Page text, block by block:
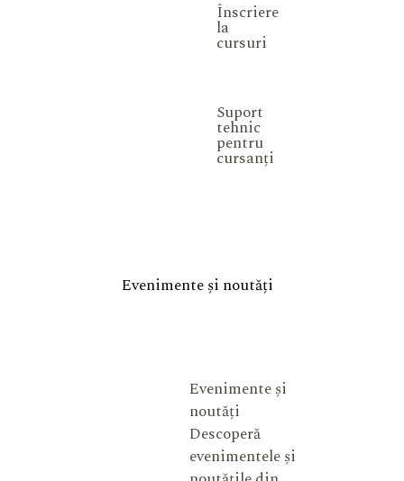
Înscriere
la
cursuri
Suport
tehnic
pentru
cursanți
Evenimente și noutăți
Evenimente și
noutăți
Descoperă
evenimentele și